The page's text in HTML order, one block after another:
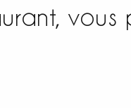
vous